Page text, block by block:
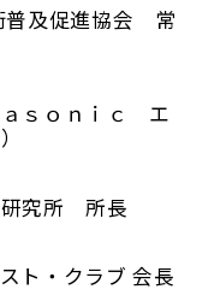
及促進協会 常
ｎｉｃ エ
研究所 所長
ラブ 会長